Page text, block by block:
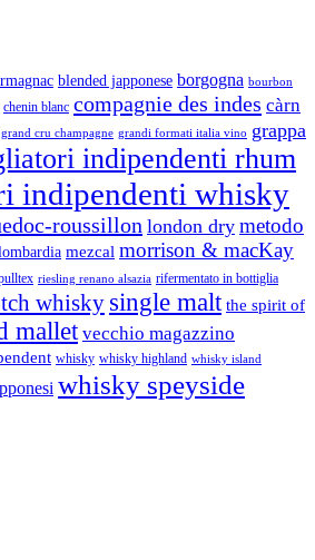
blended japponese borgogna bourbon
chenin blanc compagnie des indes càrn
grand cru champagne grandi formati italia vino grappa
indipendenti rhum
indipendenti whisky
roussillon london dry metodo
mezcal morrison & macKay
riesling renano alsazia rifermentato in bottiglia
whisky single malt the spirit of
mallet vecchio magazzino
whisky whisky highland whisky island
whisky speyside